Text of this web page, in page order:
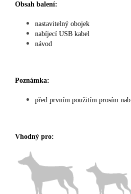
Obsah balení:
nastavitelný obojek
nabíjecí USB kabel
návod
Poznámka:
před prvním použitím prosím
Vhodný pro: